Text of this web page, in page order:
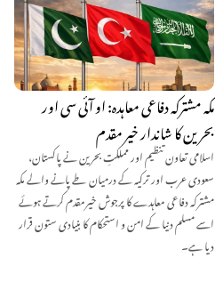
مکہ مشترکہ دفاعی معاہدہ: او آئی سی اور
بحرین کا شاندار خیر مقدم
اسلامی تعاون تنظیم اور مملکتِ بحرین نے پاکستان،
سعودی عرب اور ترکیہ کے درمیان طے پانے والے مکہ
مشترکہ دفاعی معاہدے کا پرجوش خیرمقدم کرتے ہوئے
اسے مسلم دنیا کے امن و استحکام کا بنیادی ستون قرار
دیا ہے۔